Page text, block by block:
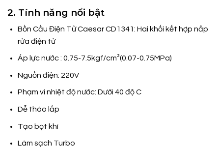
2. Tính năng nổi bật
Bồn Cầu Điện Tử Caesar CD1341: Hai khối kết hợp nắp
rửa điện tử
Áp lực nước : 0.75-7.5kgf/cm²(0.07-0.75MPa)
Nguồn điện: 220V
Phạm vi nhiệt độ nước: Dưới 40 độ C
Dễ tháo lắp
Tạo bọt khí
Làm sạch Turbo